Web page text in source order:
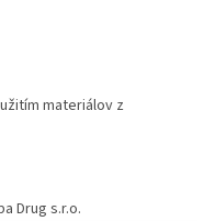
materiálov z
Drug s.r.o.